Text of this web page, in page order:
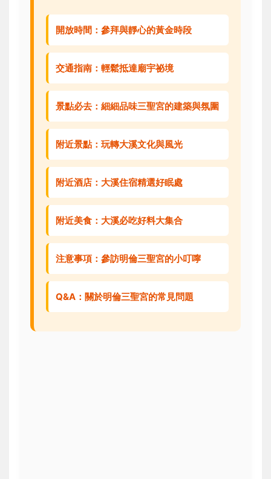
開放時間：參拜與靜心的黃金時段
交通指南：輕鬆抵達廟宇祕境
景點必去：細細品味三聖宮的建築與氛圍
附近景點：玩轉大溪文化與風光
附近酒店：大溪住宿精選好眠處
附近美食：大溪必吃好料大集合
注意事項：參訪明倫三聖宮的小叮嚀
Q&A：關於明倫三聖宮的常見問題